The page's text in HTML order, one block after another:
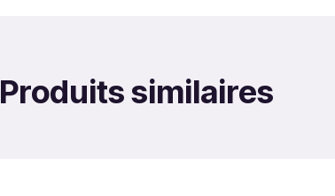
Produits similaires